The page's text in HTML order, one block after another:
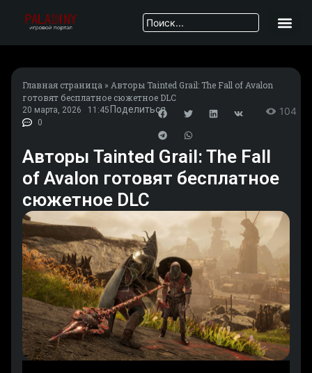
Главная страница » Авторы Tainted Grail: The Fall of Avalon
готовят бесплатное сюжетное DLC
20 марта, 2026
11:45
0
Поделиться 104
Авторы Tainted Grail: The Fall
of Avalon готовят бесплатное
сюжетное DLC